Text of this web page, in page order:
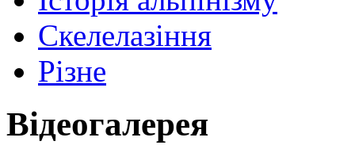
Скелелазіння
Різне
Відеогалерея